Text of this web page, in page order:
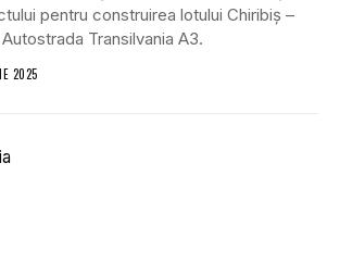
pentru construirea lotului Chiribiș –
Transilvania A3.
2025